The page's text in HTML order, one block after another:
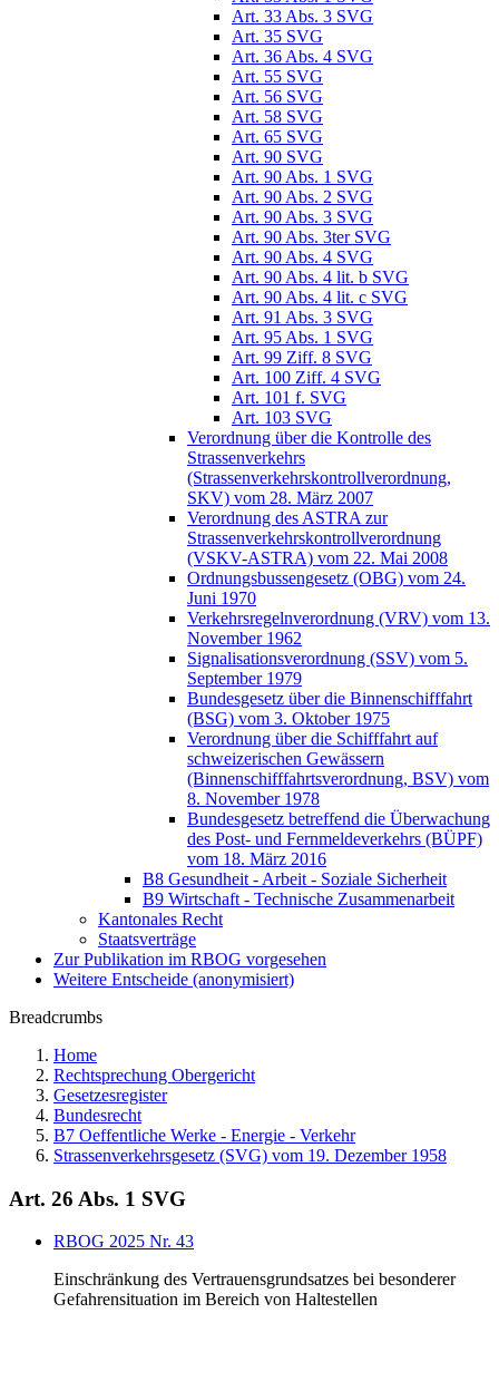
Art. 33 Abs. 3 SVG
Art. 35 SVG
Art. 36 Abs. 4 SVG
Art. 55 SVG
Art. 56 SVG
Art. 58 SVG
Art. 65 SVG
Art. 90 SVG
Art. 90 Abs. 1 SVG
Art. 90 Abs. 2 SVG
Art. 90 Abs. 3 SVG
Art. 90 Abs. 3ter SVG
Art. 90 Abs. 4 SVG
Art. 90 Abs. 4 lit. b SVG
Art. 90 Abs. 4 lit. c SVG
Art. 91 Abs. 3 SVG
Art. 95 Abs. 1 SVG
Art. 99 Ziff. 8 SVG
Art. 100 Ziff. 4 SVG
Art. 101 f. SVG
Art. 103 SVG
Verordnung über die Kontrolle des
Strassenverkehrs
(Strassenverkehrskontrollverordnung,
SKV) vom 28. März 2007
Verordnung des ASTRA zur
Strassenverkehrskontrollverordnung
(VSKV-ASTRA) vom 22. Mai 2008
Ordnungsbussengesetz (OBG) vom 24.
Juni 1970
Verkehrsregelnverordnung (VRV) vom 13.
November 1962
Signalisationsverordnung (SSV) vom 5.
September 1979
Bundesgesetz über die Binnenschifffahrt
(BSG) vom 3. Oktober 1975
Verordnung über die Schifffahrt auf
schweizerischen Gewässern
(Binnenschifffahrtsverordnung, BSV) vom
8. November 1978
Bundesgesetz betreffend die Überwachung
des Post- und Fernmeldeverkehrs (BÜPF)
vom 18. März 2016
B8 Gesundheit - Arbeit - Soziale Sicherheit
B9 Wirtschaft - Technische Zusammenarbeit
Kantonales Recht
Staatsverträge
Zur Publikation im RBOG vorgesehen
Weitere Entscheide (anonymisiert)
Breadcrumbs
Home
Rechtsprechung Obergericht
Gesetzesregister
Bundesrecht
B7 Oeffentliche Werke - Energie - Verkehr
Strassenverkehrsgesetz (SVG) vom 19. Dezember 1958
Art. 26 Abs. 1 SVG
RBOG 2025 Nr. 43
Einschränkung des Vertrauensgrundsatzes bei besonderer
Gefahrensituation im Bereich von Haltestellen